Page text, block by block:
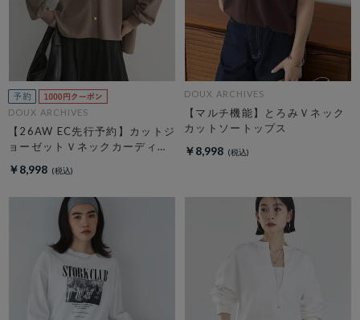
DOUX ARCHIVES
【26AW EC先行予約】カットジ
ョーゼットＶネックカーディガ
￥8,998
DOUX ARCHIVES
【マルチ機能】とろみＶネック
カットソートップス
￥8,998